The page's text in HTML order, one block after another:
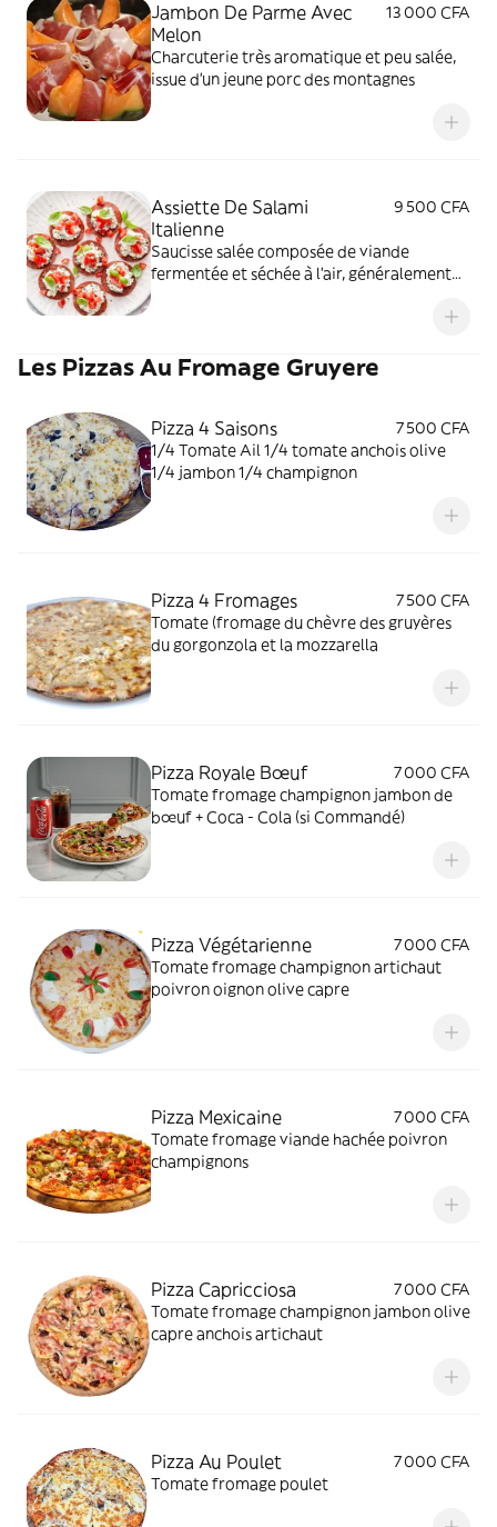
Jambon De Parme Avec
Melon
13 000 CFA
Charcuterie très aromatique et peu salée,
issue d'un jeune porc des montagnes
Assiette De Salami
Italienne
9 500 CFA
Saucisse salée composée de viande
fermentée et séchée à l'air, généralement
Les Pizzas Au Fromage Gruyere
Pizza 4 Saisons
7 500 CFA
1/4 Tomate Ail 1/4 tomate anchois olive
1/4 jambon 1/4 champignon
Pizza 4 Fromages
7 500 CFA
Tomate (fromage du chèvre des gruyères
du gorgonzola et la mozzarella
Pizza Royale Bœuf
7 000 CFA
Tomate fromage champignon jambon de
bœuf + Coca - Cola (si Commandé)
Pizza Végétarienne
7 000 CFA
Tomate fromage champignon artichaut
poivron oignon olive capre
Pizza Mexicaine
7 000 CFA
Tomate fromage viande hachée poivron
champignons
Pizza Capricciosa
7 000 CFA
Tomate fromage champignon jambon olive
capre anchois artichaut
Pizza Au Poulet
7 000 CFA
Tomate fromage poulet